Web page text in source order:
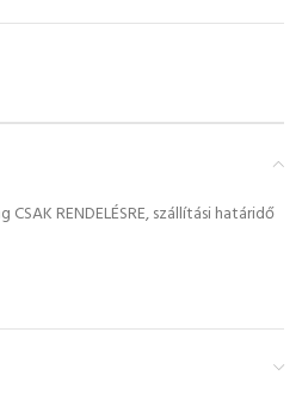
RENDELÉSRE, szállítási határidő